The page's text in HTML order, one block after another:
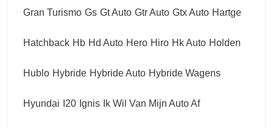
Gran Turismo Gs Gt Auto Gtr Auto Gtx Auto Hartge
Hatchback Hb Hd Auto Hero Hiro Hk Auto Holden
Hublo Hybride Hybride Auto Hybride Wagens
Hyundai I20 Ignis Ik Wil Van Mijn Auto Af